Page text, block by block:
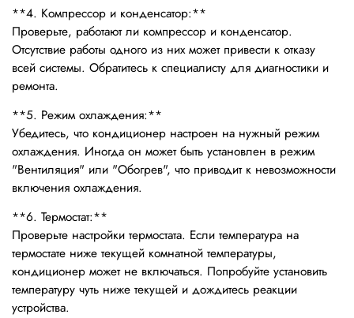
**4. Компрессор и конденсатор:**
Проверьте, работают ли компрессор и конденсатор.
Отсутствие работы одного из них может привести к отказу
всей системы. Обратитесь к специалисту для диагностики и
ремонта.
**5. Режим охлаждения:**
Убедитесь, что кондиционер настроен на нужный режим
охлаждения. Иногда он может быть установлен в режим
"Вентиляция" или "Обогрев", что приводит к невозможности
включения охлаждения.
**6. Термостат:**
Проверьте настройки термостата. Если температура на
термостате ниже текущей комнатной температуры,
кондиционер может не включаться. Попробуйте установить
температуру чуть ниже текущей и дождитесь реакции
устройства.